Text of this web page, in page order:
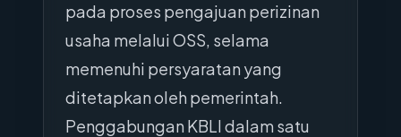
pada proses pengajuan perizinan
usaha melalui OSS, selama
memenuhi persyaratan yang
ditetapkan oleh pemerintah.
Penggabungan KBLI dalam satu